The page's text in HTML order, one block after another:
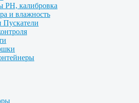
PH, калибровка
и влажность